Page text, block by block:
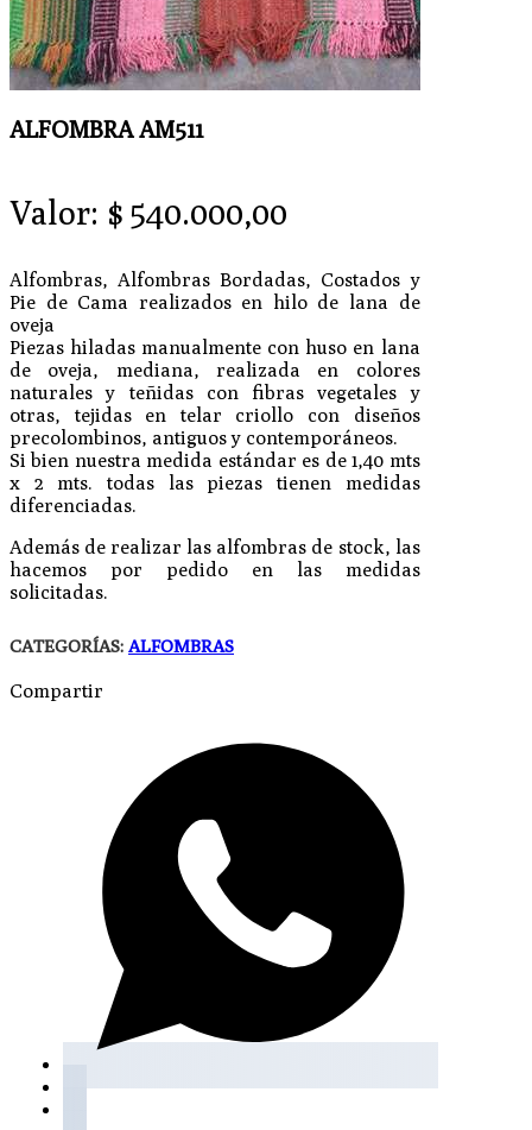
ALFOMBRA AM511
Valor: $ 540.000,00
Alfombras, Alfombras Bordadas, Costados y
Pie de Cama realizados en hilo de lana de
oveja
Piezas hiladas manualmente con huso en lana
de oveja, mediana, realizada en colores
naturales y teñidas con fibras vegetales y
otras, tejidas en telar criollo con diseños
precolombinos, antiguos y contemporáneos.
Si bien nuestra medida estándar es de 1,40 mts
x 2 mts. todas las piezas tienen medidas
diferenciadas.
Además de realizar las alfombras de stock, las
hacemos por pedido en las medidas
solicitadas.
CATEGORÍAS: ALFOMBRAS
Compartir